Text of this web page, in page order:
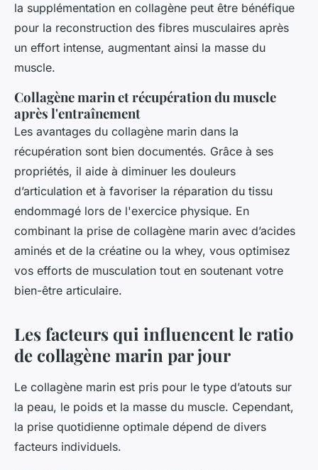
la supplémentation en collagène peut être bénéfique
pour la reconstruction des fibres musculaires après
un effort intense, augmentant ainsi la masse du
muscle.
Collagène marin et récupération du muscle
après l'entraînement
Les avantages du collagène marin dans la
récupération sont bien documentés. Grâce à ses
propriétés, il aide à diminuer les douleurs
d’articulation et à favoriser la réparation du tissu
endommagé lors de l'exercice physique. En
combinant la prise de collagène marin avec d’acides
aminés et de la créatine ou la whey, vous optimisez
vos efforts de musculation tout en soutenant votre
bien-être articulaire.
Les facteurs qui influencent le ratio
de collagène marin par jour
Le collagène marin est pris pour le type d’atouts sur
la peau, le poids et la masse du muscle. Cependant,
la prise quotidienne optimale dépend de divers
facteurs individuels.